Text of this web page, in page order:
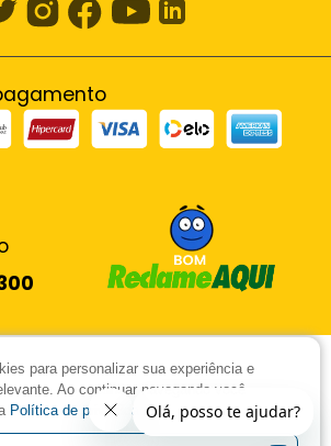
para personalizar sua experiência e
Ao continuar navegando você
Política de privacidade.
são meramente ilustrativas. Todos os
estão sujeitos a alteração sem aviso
exclusivas para o site e são válidas até o
Vendas sujeitas a análise e confirmação